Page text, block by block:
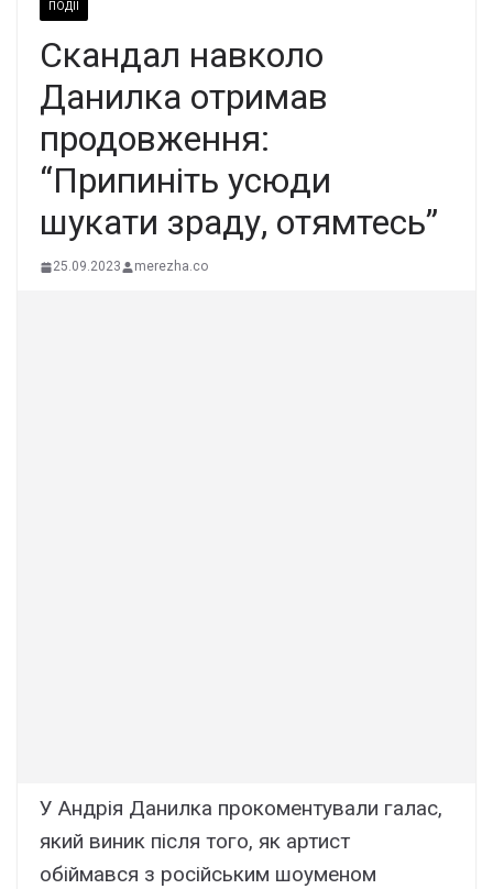
ПОДІЇ
Скандал навколо
Данилка отримав
продовження:
“Припиніть усюди
шукати зраду, отямтесь”
25.09.2023 merezha.co
У Андрія Данилка прокоментували галас,
який виник після того, як артист
обіймався з російським шоуменом